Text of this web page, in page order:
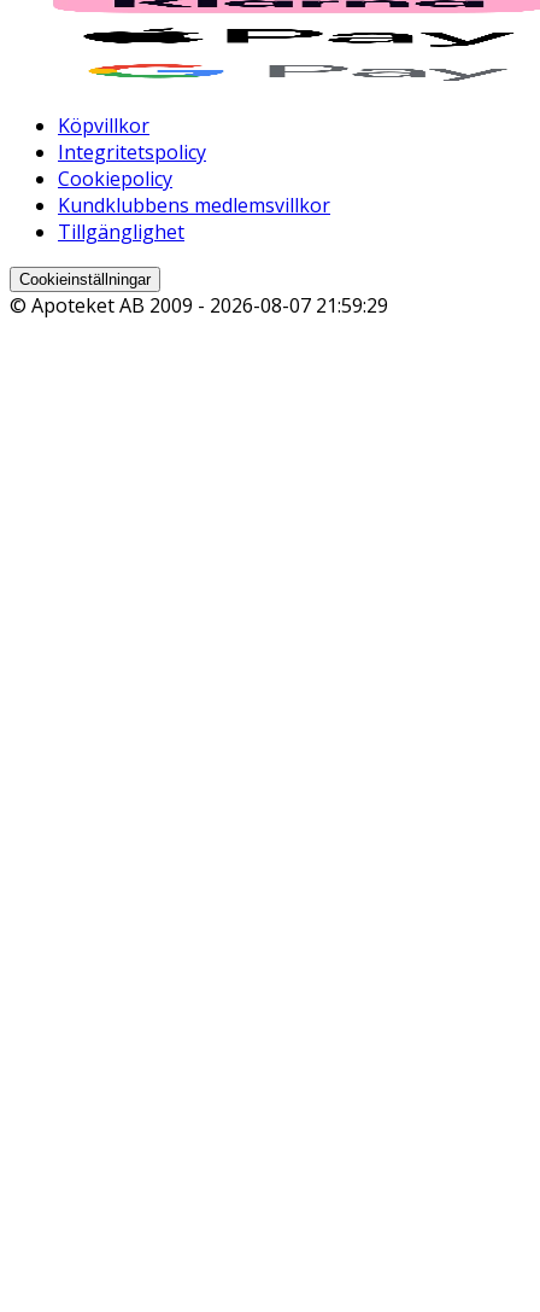
Köpvillkor
Integritetspolicy
Cookiepolicy
Kundklubbens medlemsvillkor
Tillgänglighet
Cookieinställningar
© Apoteket AB 2009 - 2026-08-07 21:59:29